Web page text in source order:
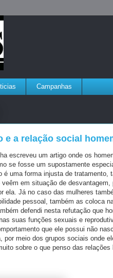
Campanhas
e a relação social
escreveu um artigo onde os
se fosse um supostamente
uma forma injusta de tratamento,
em situação de desvantagem,
ela. Já no caso das mulheres
pessoal, também as coloca
defendi nesta refutação que
suas funções sexuais e
que ele possui não
meio dos grupos sociais onde
sobre o que penso das relações